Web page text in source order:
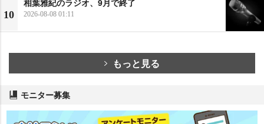
10
相葉雅紀のラジオ、9月で終了
2026-08-08 01:11
もっと見る
モニター募集